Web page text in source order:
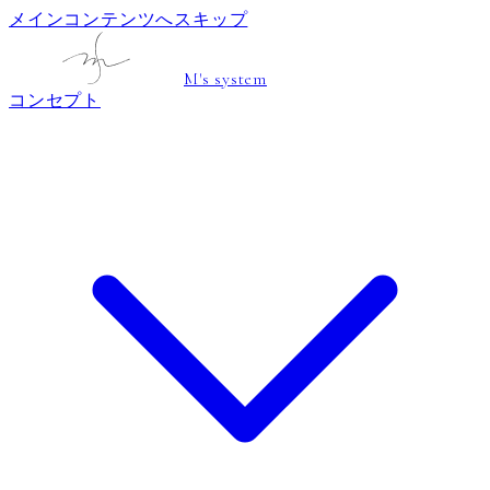
メインコンテンツへスキップ
M's system
コンセプト